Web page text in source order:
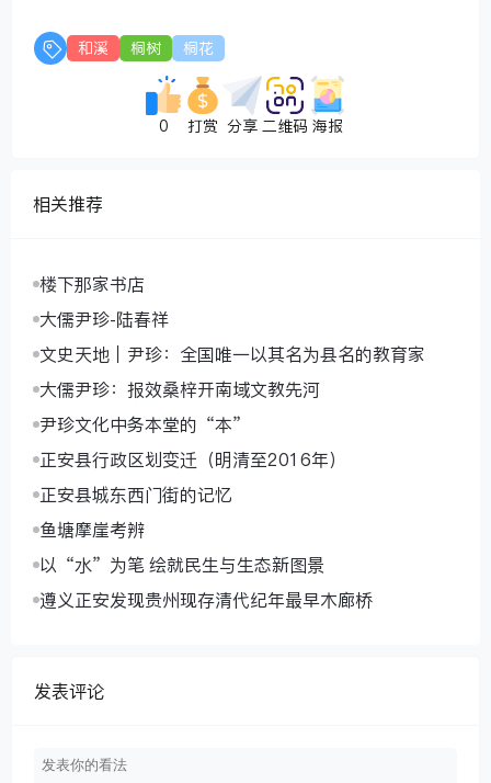
和溪 桐树 桐花
0 打赏 分享 二维码 海报
相关推荐
楼下那家书店
大儒尹珍-陆春祥
文史天地｜尹珍：全国唯一以其名为县名的教育家
大儒尹珍：报效桑梓开南域文教先河
尹珍文化中务本堂的“本”
正安县行政区划变迁（明清至2016年）
正安县城东西门街的记忆
鱼塘摩崖考辨
以“水”为笔 绘就民生与生态新图景
遵义正安发现贵州现存清代纪年最早木廊桥
发表评论